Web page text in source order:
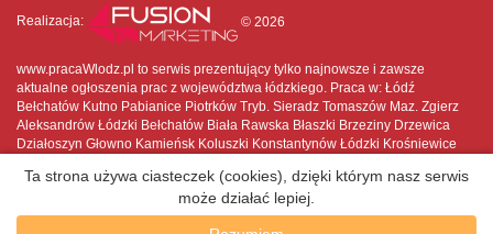
Realizacja: © 2026
www.pracaWlodz.pl to serwis prezentujący tylko najnowsze i zawsze
aktualne ogłoszenia prac z województwa łódzkiego. Praca w: Łódź
Bełchatów Kutno Pabianice Piotrków Tryb. Sieradz Tomaszów Maz. Zgierz
Aleksandrów Łódzki Bełchatów Biała Rawska Błaszki Brzeziny Drzewica
Działoszyn Głowno Kamieńsk Koluszki Konstantynów Łódzki Krośniewice
Piotrków Trybunalski Poddębice Przedbórz Radomsko Rawa Mazowiecka
Rzgów Sieradz Skierniewice Stryków Sulejów Szadek Tomaszów
Mazowiecki Tuszyn Uniejów Warta Wieluń Wieruszów Wolbórz Zduńska
Ta strona używa ciasteczek (cookies), dzięki którym nasz serwis
może działać lepiej.